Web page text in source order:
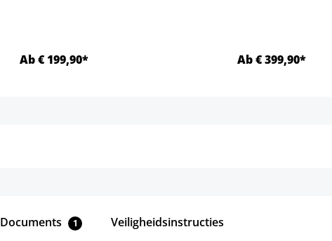
Ab € 199,90* Ab € 399,90*
Documents 1 Veiligheidsinstructies